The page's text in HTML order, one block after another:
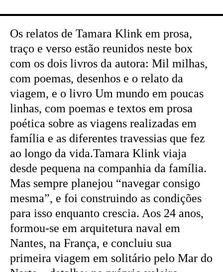
Os relatos de Tamara Klink em prosa,
traço e verso estão reunidos neste box
com os dois livros da autora: Mil milhas,
com poemas, desenhos e o relato da
viagem, e o livro Um mundo em poucas
linhas, com poemas e textos em prosa
poética sobre as viagens realizadas em
família e as diferentes travessias que fez
ao longo da vida.Tamara Klink viaja
desde pequena na companhia da família.
Mas sempre planejou “navegar consigo
mesma”, e foi construindo as condições
para isso enquanto crescia. Aos 24 anos,
formou-se em arquitetura naval em
Nantes, na França, e concluiu sua
primeira viagem em solitário pelo Mar do